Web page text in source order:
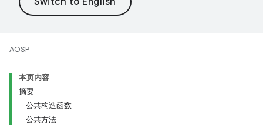
AOSP
本页内容
摘要
公共构造函数
公共方法